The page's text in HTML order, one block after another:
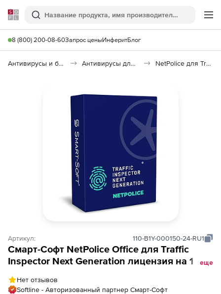
Softline
Поиск
8 (800) 200-08-60Запрос ценыИнферитБлог
Антивирусы и безопасность Антивирусы для организаций NetPolice для Traffic Inspector Next Generation
Артикул: 110-B1Y-000150-24-RU1
Смарт-Cофт NetPolice Office для Traffic
Inspector Next Generation лицензия на 1 год
еще
Нет отзывов
Softline - Авторизованный партнер Смарт-Cофт